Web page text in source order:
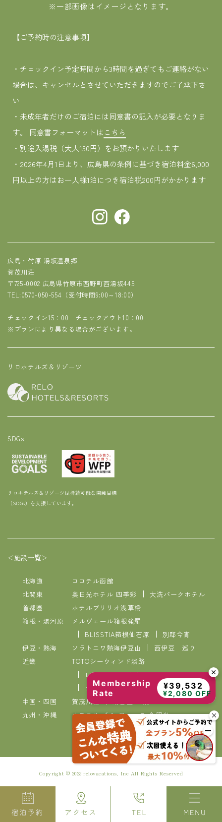
※一部画像はイメージとなります。
【ご予約時の注意事項】
・チェックイン予定時間から3時間を過ぎてもご連絡がない
場合は、キャンセルとさせていただきますのでご了承下さ
い
・未成年者だけのご宿泊には同意書の記入が必要となりま
す。 同意書フォーマットはこちら
・別途入湯税（大人150円）をお預かりいたします
・2026年4月1日より、広島県の条例に基づき宿泊料金6,000
円以上の方はお一人様1泊につき宿泊税200円がかかります
広島・竹原 湯坂温泉郷
賀茂川荘
〒725-0002 広島県竹原市西野町西湯坂445
TEL:0570-050-554 （受付時間9:00～18:00）
チェックイン15：00 チェックアウト10：00
※プランにより異なる場合がございます。
リロホテルズ＆リゾーツ
SDGs
リロホテルズ＆リゾーツは持続可能な開発目標
（SDGs）を支援しています。
＜施設一覧＞
北海道
ココテル函館
北関東
奥日光ホテル 四季彩
大洗パークホテル
首都圏
ホテルブリリオ浅草橋
箱根・湯河原
メルヴェール箱根強羅
BLISSTIA箱根仙石原
別邸今宵
伊豆・熱海
ソラトニワ熱海伊豆山
西伊豆 巡り
近畿
TOTOシーウィンド淡路
レイセニット城崎スイートVILLA
ラコンテ有馬
中国・四国
賀茂川荘
九州・沖縄
ホステル イル ファーロ 久留米
VIVOVIVA石垣島
Copyright © 2023 relovacations, Inc All Rights Reserved
Membership
Rate
¥39,532
¥2,080 OFF